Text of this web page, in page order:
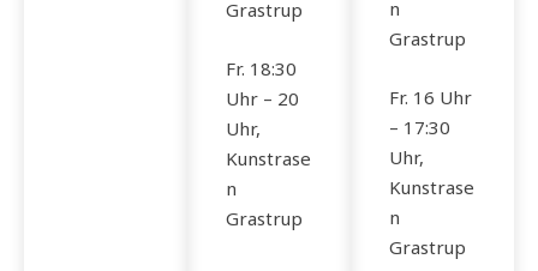
Grastrup
Fr. 18:30
Uhr – 20
Uhr,
Kunstrase
n
Grastrup
n
Grastrup
Fr. 16 Uhr
– 17:30
Uhr,
Kunstrase
n
Grastrup